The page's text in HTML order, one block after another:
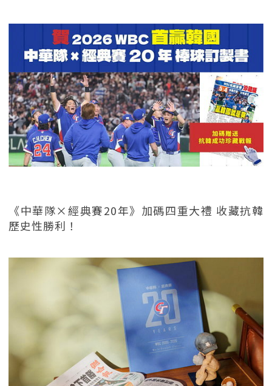
《中華隊×經典賽20年》加碼四重大禮 收藏抗韓
歷史性勝利！